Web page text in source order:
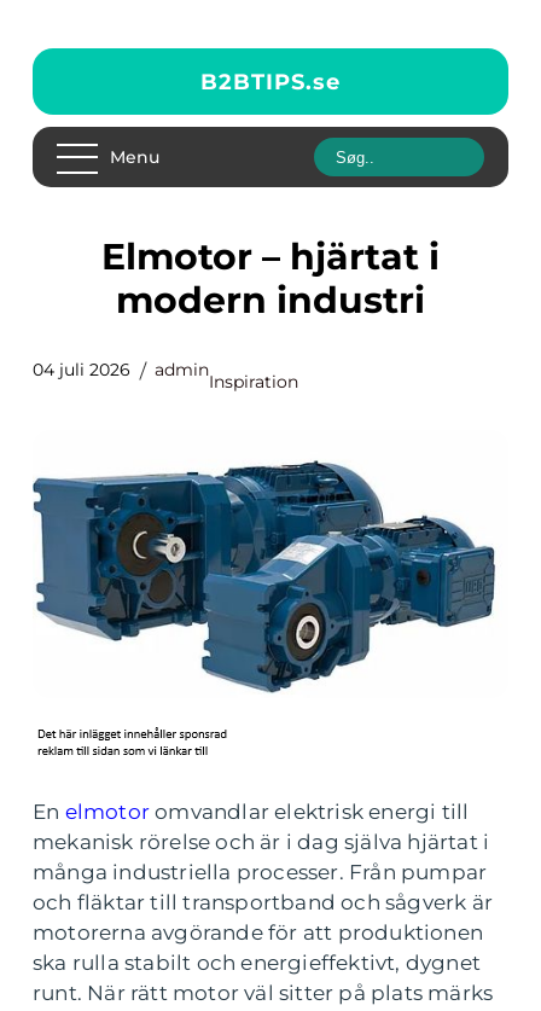
B2BTIPS.se
Menu
Elmotor – hjärtat i
modern industri
04 juli 2026 admin
Inspiration
En elmotor omvandlar elektrisk energi till
mekanisk rörelse och är i dag själva hjärtat i
många industriella processer. Från pumpar
och fläktar till transportband och sågverk är
motorerna avgörande för att produktionen
ska rulla stabilt och energieffektivt, dygnet
runt. När rätt motor väl sitter på plats märks